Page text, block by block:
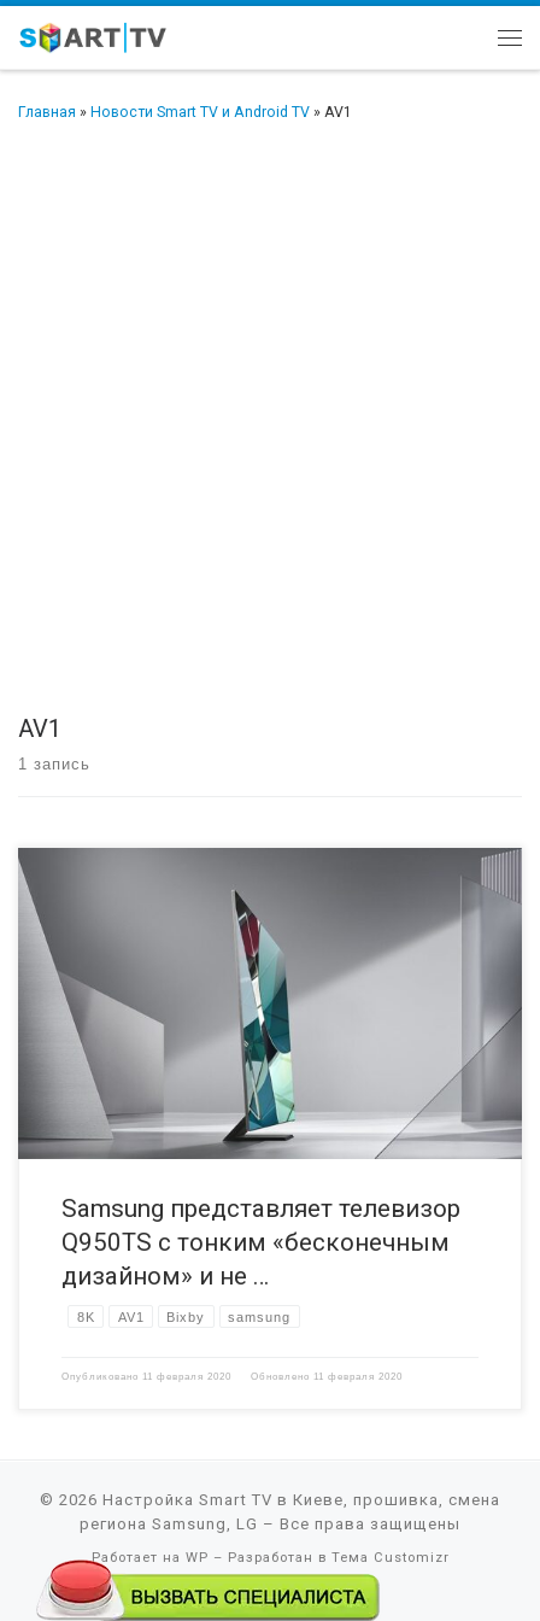
Перейти к содержимому
Главная » Новости Smart TV и Android TV » AV1
AV1
1 запись
В преддверии CES 2020 Samsung представила новый флагманский
ЖК-телевизор Q950TS с «бесконечным дизайном», который
«исключает рамки экрана». Он также имеет декодирование AV1 для
видео 8K и новую аудио технологию. ‘Zero bezel’ Samsung 8K TV ЖК-
телевизор «QLED» имеет разрешение 8K, но особенностью
хедлайнеров является «бесконечный дизайн», который устраняет
лицевую панель с […]
Samsung представляет телевизор
Q950TS с тонким «бесконечным
дизайном» и не …
8K AV1 Bixby samsung
Опубликовано 11 февраля 2020 Обновлено 11 февраля 2020
© 2026 Настройка Smart TV в Киеве, прошивка, смена
региона Samsung, LG – Все права защищены
Работает на WP – Разработан в Тема Customizr